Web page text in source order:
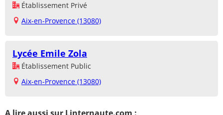
Établissement Privé
Aix-en-Provence (13080)
Lycée Emile Zola
Établissement Public
Aix-en-Provence (13080)